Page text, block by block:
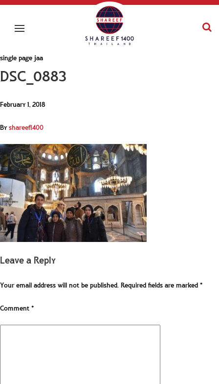
single page jaa
DSC_0883
February 1, 2018
Byshareef1400
Leave a Reply
Your email address will not be published.Required fields are marked*
Comment*